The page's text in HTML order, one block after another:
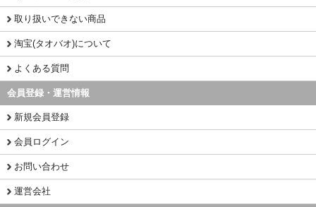
取り扱いできない商品
淘宝(タオバオ)について
よくある質問
会員登録・運営情報
新規会員登録
会員ログイン
お問い合わせ
運営会社